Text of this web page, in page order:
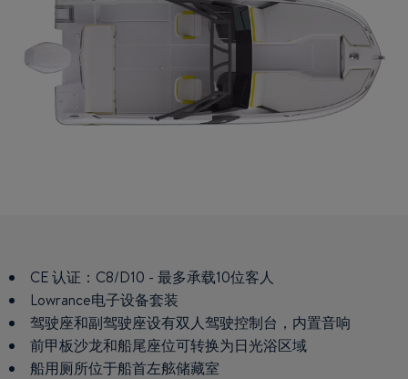
CE 认证：C8/D10 - 最多承载10位客人
Lowrance电子设备套装
驾驶座和副驾驶座设有双人驾驶控制台，内置音响
前甲板沙龙和船尾座位可转换为日光浴区域
船用厕所位于船首左舷储藏室